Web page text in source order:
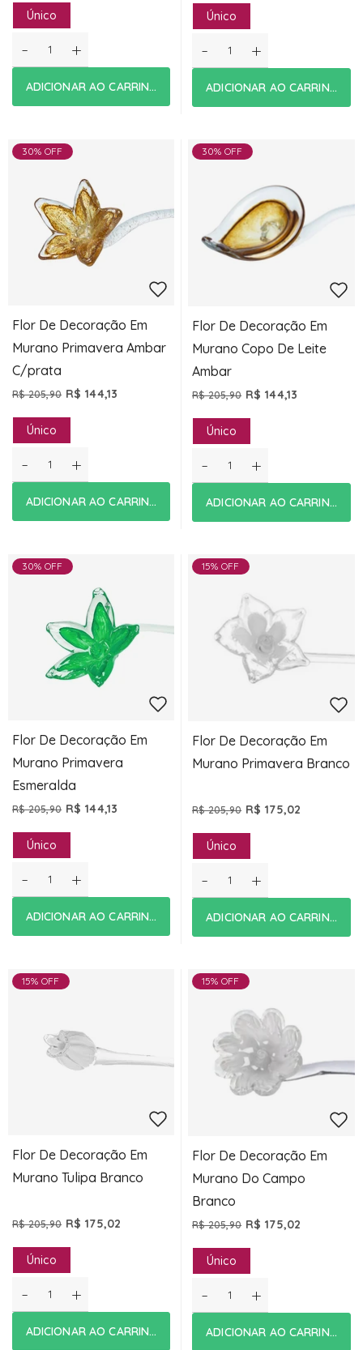
Único
- +
ADICIONAR AO CARRINHO
Único
- +
ADICIONAR AO CARRINHO
30% OFF
Flor De Decoração Em
Murano Primavera Ambar
C/prata
R$ 205,90 R$ 144,13
Único
- +
ADICIONAR AO CARRINHO
30% OFF
Flor De Decoração Em
Murano Copo De Leite
Ambar
R$ 205,90 R$ 144,13
Único
- +
ADICIONAR AO CARRINHO
30% OFF
Flor De Decoração Em
Murano Primavera
Esmeralda
R$ 205,90 R$ 144,13
Único
- +
ADICIONAR AO CARRINHO
15% OFF
Flor De Decoração Em
Murano Primavera Branco
R$ 205,90 R$ 175,02
Único
- +
ADICIONAR AO CARRINHO
15% OFF
Flor De Decoração Em
Murano Tulipa Branco
R$ 205,90 R$ 175,02
Único
- +
ADICIONAR AO CARRINHO
15% OFF
Flor De Decoração Em
Murano Do Campo
Branco
R$ 205,90 R$ 175,02
Único
- +
ADICIONAR AO CARRINHO